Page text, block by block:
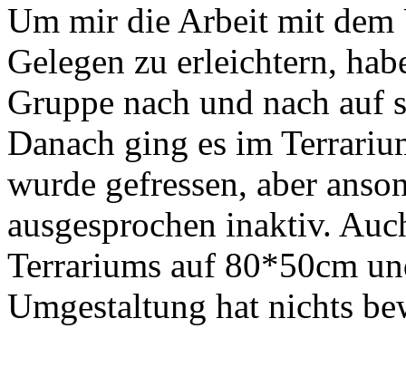
Um mir die Arbeit mit dem
Gelegen zu erleichtern,
Gruppe nach und nach auf
Danach ging es im
wurde gefressen, aber
ausgesprochen inaktiv.
Terrariums auf 80*50cm
Umgestaltung hat nichts